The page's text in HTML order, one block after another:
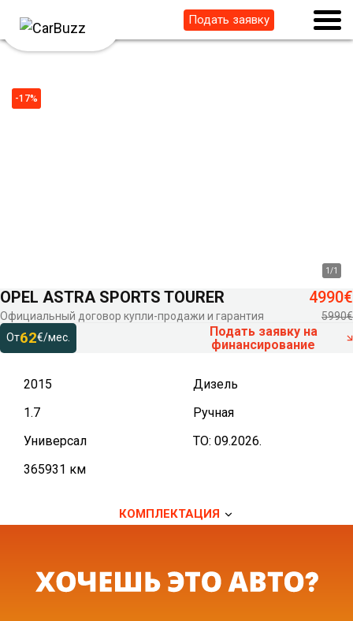
Подать заявку
1 /1
-17%
OPEL ASTRA SPORTS TOURER
Официальный договор купли-продажи и гарантия
4990€
5990€
От62€/мес.
Подать заявку на
финансирование
2015
Дизель
1.7
Ручная
Универсал
TO: 09.2026.
365931 км
КОМПЛЕКТАЦИЯ